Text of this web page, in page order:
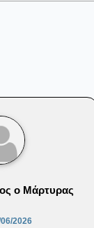
ο Μάρτυρας
2026